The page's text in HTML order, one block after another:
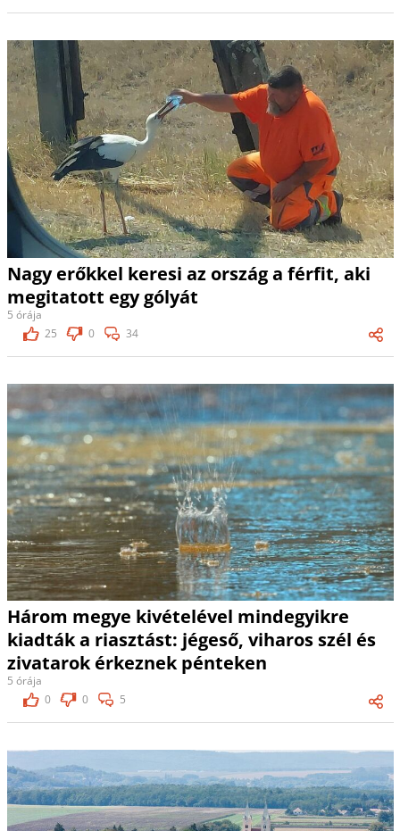
Nagy erőkkel keresi az ország a férfit, aki
megitatott egy gólyát
5 órája
25
0 34
Három megye kivételével mindegyikre
kiadták a riasztást: jégeső, viharos szél és
zivatarok érkeznek pénteken
5 órája
0
0 5